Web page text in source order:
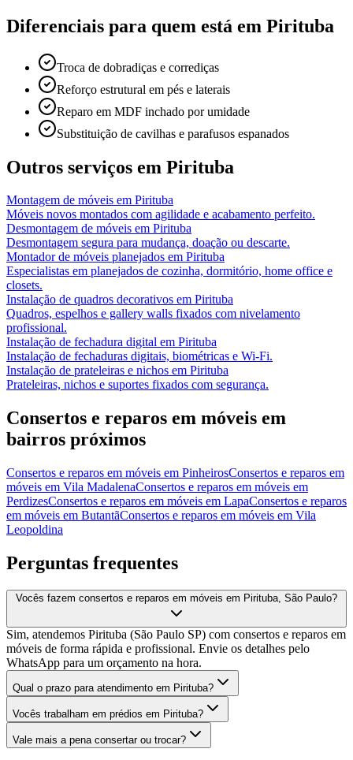
Diferenciais para quem está em Pirituba
Troca de dobradiças e corrediças
Reforço estrutural em pés e laterais
Reparo em MDF inchado por umidade
Substituição de cavilhas e parafusos espanados
Outros serviços em Pirituba
Montagem de móveis em Pirituba
Móveis novos montados com agilidade e acabamento perfeito.
Desmontagem de móveis em Pirituba
Desmontagem segura para mudança, doação ou descarte.
Montador de móveis planejados em Pirituba
Especialistas em planejados de cozinha, dormitório, home office e
closets.
Instalação de quadros decorativos em Pirituba
Quadros, espelhos e gallery walls fixados com nivelamento
profissional.
Instalação de fechadura digital em Pirituba
Instalação de fechaduras digitais, biométricas e Wi-Fi.
Instalação de prateleiras e nichos em Pirituba
Prateleiras, nichos e suportes fixados com segurança.
Consertos e reparos em móveis em
bairros próximos
Consertos e reparos em móveis em PinheirosConsertos e reparos em
móveis em Vila MadalenaConsertos e reparos em móveis em
PerdizesConsertos e reparos em móveis em LapaConsertos e reparos
em móveis em ButantãConsertos e reparos em móveis em Vila
Leopoldina
Perguntas frequentes
Vocês fazem consertos e reparos em móveis em Pirituba, São Paulo?
Sim, atendemos Pirituba (São Paulo SP) com consertos e reparos em
móveis de forma rápida e profissional. Envie os detalhes pelo
WhatsApp para um orçamento na hora.
Qual o prazo para atendimento em Pirituba?
Vocês trabalham em prédios em Pirituba?
Vale mais a pena consertar ou trocar?